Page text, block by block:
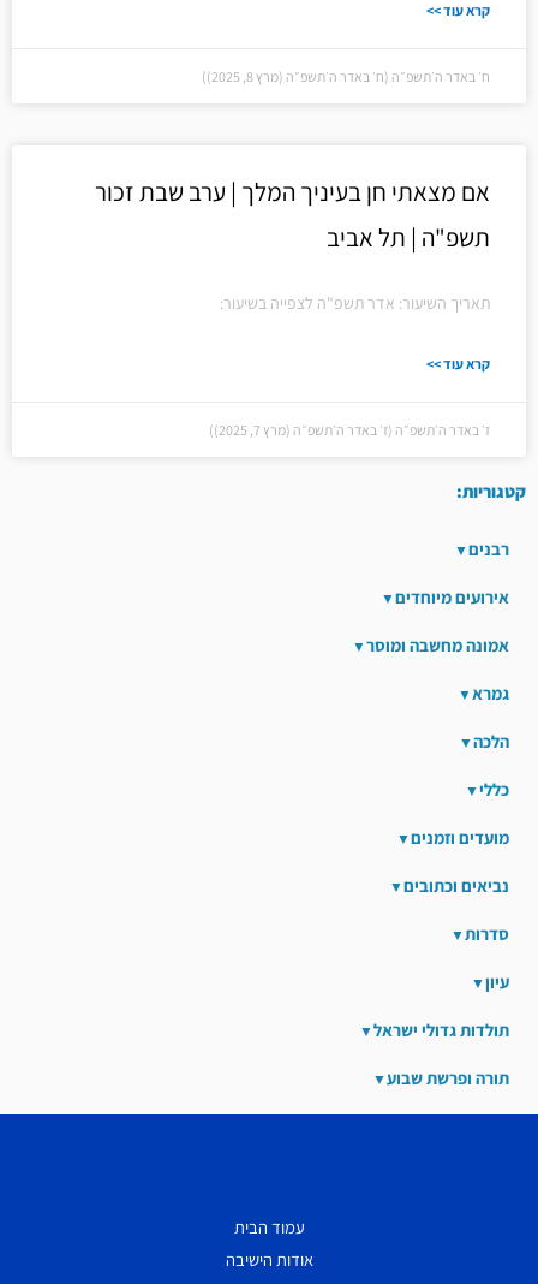
קרא עוד >>
ח׳ באדר ה׳תשפ״ה (ח׳ באדר ה׳תשפ״ה (מרץ 8, 2025))
אם מצאתי חן בעיניך המלך | ערב שבת זכור
תשפ"ה | תל אביב
תאריך השיעור: אדר תשפ"ה לצפייה בשיעור:
קרא עוד >>
ז׳ באדר ה׳תשפ״ה (ז׳ באדר ה׳תשפ״ה (מרץ 7, 2025))
קטגוריות:
רבנים
אירועים מיוחדים
אמונה מחשבה ומוסר
גמרא
הלכה
כללי
מועדים וזמנים
נביאים וכתובים
סדרות
עיון
תולדות גדולי ישראל
תורה ופרשת שבוע
עמוד הבית
אודות הישיבה